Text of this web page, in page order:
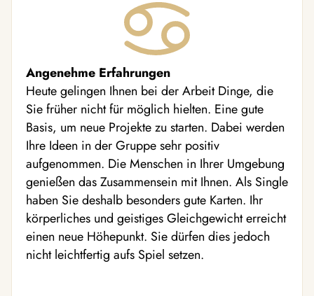
Angenehme Erfahrungen
Heute gelingen Ihnen bei der Arbeit Dinge, die
Sie früher nicht für möglich hielten. Eine gute
Basis, um neue Projekte zu starten. Dabei werden
Ihre Ideen in der Gruppe sehr positiv
aufgenommen. Die Menschen in Ihrer Umgebung
genießen das Zusammensein mit Ihnen. Als Single
haben Sie deshalb besonders gute Karten. Ihr
körperliches und geistiges Gleichgewicht erreicht
einen neue Höhepunkt. Sie dürfen dies jedoch
nicht leichtfertig aufs Spiel setzen.